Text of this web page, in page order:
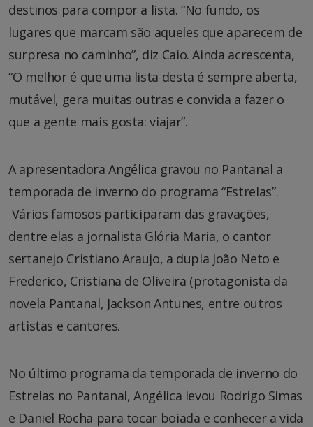
destinos para compor a lista. “No fundo, os
lugares que marcam são aqueles que aparecem de
surpresa no caminho”, diz Caio. Ainda acrescenta,
“O melhor é que uma lista desta é sempre aberta,
mutável, gera muitas outras e convida a fazer o
que a gente mais gosta: viajar”.
A apresentadora Angélica gravou no Pantanal a
temporada de inverno do programa “Estrelas”.
Vários famosos participaram das gravações,
dentre elas a jornalista Glória Maria, o cantor
sertanejo Cristiano Araujo, a dupla João Neto e
Frederico, Cristiana de Oliveira (protagonista da
novela Pantanal, Jackson Antunes, entre outros
artistas e cantores.
No último programa da temporada de inverno do
Estrelas no Pantanal, Angélica levou Rodrigo Simas
e Daniel Rocha para tocar boiada e conhecer a vida